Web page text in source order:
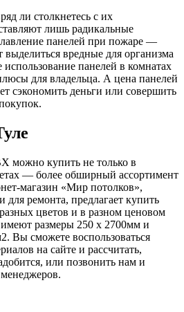
ли столкнетесь с их
лишь радикальные
панелей при пожаре —
выделиться вредные для организма
панелей в комнатах
для владельца. А цена панелей
сэкономить деньги или совершить
можно купить не только в
— более обширный ассортимент
магазин «Мир потолков»,
для ремонта, предлагает купить
цветов и в разном ценовом
размеры 250 х 2700мм и
Вы сможете воспользоваться
на сайте и рассчитать,
или позвонить нам и